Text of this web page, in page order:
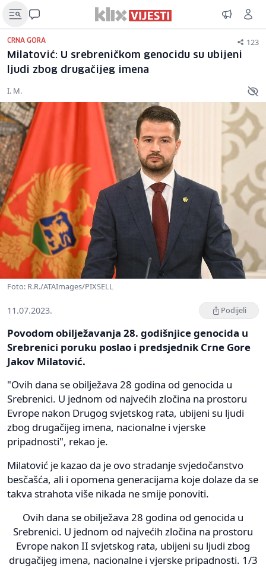
CRNA GORA 123
Milatović: U srebreničkom genocidu su ubijeni
ljudi zbog drugačijeg imena
I. M.
Foto: R.R./ATAImages/PIXSELL
11.07.2023. Podijeli
Povodom obilježavanja 28. godišnjice genocida u
Srebrenici poruku poslao i predsjednik Crne Gore
Jakov Milatović.
"Ovih dana se obilježava 28 godina od genocida u
Srebrenici. U jednom od najvećih zločina na prostoru
Evrope nakon Drugog svjetskog rata, ubijeni su ljudi
zbog drugačijeg imena, nacionalne i vjerske
pripadnosti", rekao je.
Milatović je kazao da je ovo stradanje svjedočanstvo
besčašća, ali i opomena generacijama koje dolaze da se
takva strahota više nikada ne smije ponoviti.
Ovih dana se obilježava 28 godina od genocida u
Srebrenici. U jednom od najvećih zločina na prostoru
Evrope nakon II svjetskog rata, ubijeni su ljudi zbog
drugačijeg imena, nacionalne i vjerske pripadnosti. 1/3